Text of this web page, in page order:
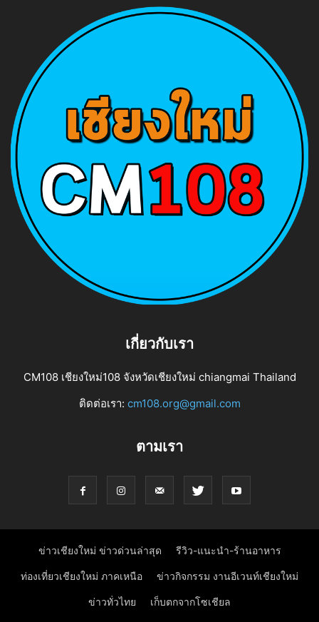
เกี่ยวกับเรา
CM108 เชียงใหม่108 จังหวัดเชียงใหม่ chiangmai Thailand
ติดต่อเรา: cm108.org@gmail.com
ตามเรา
ข่าวเชียงใหม่ ข่าวด่วนล่าสุด รีวิว-แนะนำ-ร้านอาหาร
ท่องเที่ยวเชียงใหม่ ภาคเหนือ ข่าวกิจกรรม งานอีเวนท์เชียงใหม่
ข่าวทั่วไทย เก็บตกจากโซเชียล